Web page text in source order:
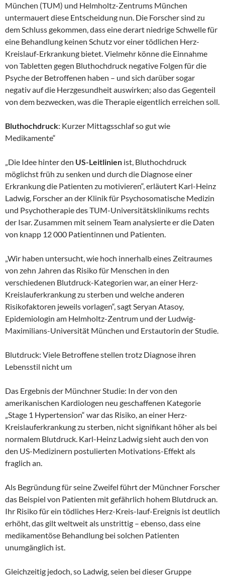
München (TUM) und Helmholtz-Zentrums München
untermauert diese Entscheidung nun. Die Forscher sind zu
dem Schluss gekommen, dass eine derart niedrige Schwelle für
eine Behandlung keinen Schutz vor einer tödlichen Herz-
Kreislauf-Erkrankung bietet. Vielmehr könne die Einnahme
von Tabletten gegen Bluthochdruck negative Folgen für die
Psyche der Betroffenen haben – und sich darüber sogar
negativ auf die Herzgesundheit auswirken; also das Gegenteil
von dem bezwecken, was die Therapie eigentlich erreichen soll.
Bluthochdruck: Kurzer Mittagsschlaf so gut wie
Medikamente“
„Die Idee hinter den US-Leitlinien ist, Bluthochdruck
möglichst früh zu senken und durch die Diagnose einer
Erkrankung die Patienten zu motivieren“, erläutert Karl-Heinz
Ladwig, Forscher an der Klinik für Psychosomatische Medizin
und Psychotherapie des TUM-Universitätsklinikums rechts
der Isar. Zusammen mit seinem Team analysierte er die Daten
von knapp 12 000 Patientinnen und Patienten.
„Wir haben untersucht, wie hoch innerhalb eines Zeitraumes
von zehn Jahren das Risiko für Menschen in den
verschiedenen Blutdruck-Kategorien war, an einer Herz-
Kreislauferkrankung zu sterben und welche anderen
Risikofaktoren jeweils vorlagen“, sagt Seryan Atasoy,
Epidemiologin am Helmholtz-Zentrum und der Ludwig-
Maximilians-Universität München und Erstautorin der Studie.
Blutdruck: Viele Betroffene stellen trotz Diagnose ihren
Lebensstil nicht um
Das Ergebnis der Münchner Studie: In der von den
amerikanischen Kardiologen neu geschaffenen Kategorie
„Stage 1 Hypertension“ war das Risiko, an einer Herz-
Kreislauferkrankung zu sterben, nicht signifikant höher als bei
normalem Blutdruck. Karl-Heinz Ladwig sieht auch den von
den US-Medizinern postulierten Motivations-Effekt als
fraglich an.
Als Begründung für seine Zweifel führt der Münchner Forscher
das Beispiel von Patienten mit gefährlich hohem Blutdruck an.
Ihr Risiko für ein tödliches Herz-Kreis-lauf-Ereignis ist deutlich
erhöht, das gilt weltweit als unstrittig – ebenso, dass eine
medikamentöse Behandlung bei solchen Patienten
unumgänglich ist.
Gleichzeitig jedoch, so Ladwig, seien bei dieser Gruppe